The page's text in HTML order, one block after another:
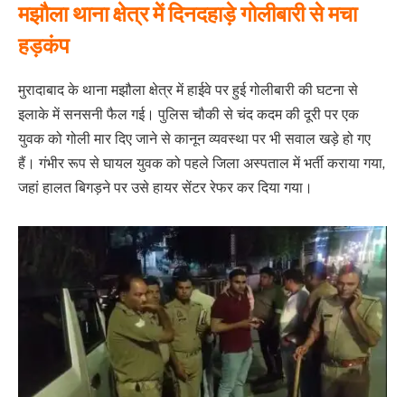
मझौला थाना क्षेत्र में दिनदहाड़े गोलीबारी से मचा
हड़कंप
मुरादाबाद के थाना मझौला क्षेत्र में हाईवे पर हुई गोलीबारी की घटना से
इलाके में सनसनी फैल गई। पुलिस चौकी से चंद कदम की दूरी पर एक
युवक को गोली मार दिए जाने से कानून व्यवस्था पर भी सवाल खड़े हो गए
हैं। गंभीर रूप से घायल युवक को पहले जिला अस्पताल में भर्ती कराया गया,
जहां हालत बिगड़ने पर उसे हायर सेंटर रेफर कर दिया गया।